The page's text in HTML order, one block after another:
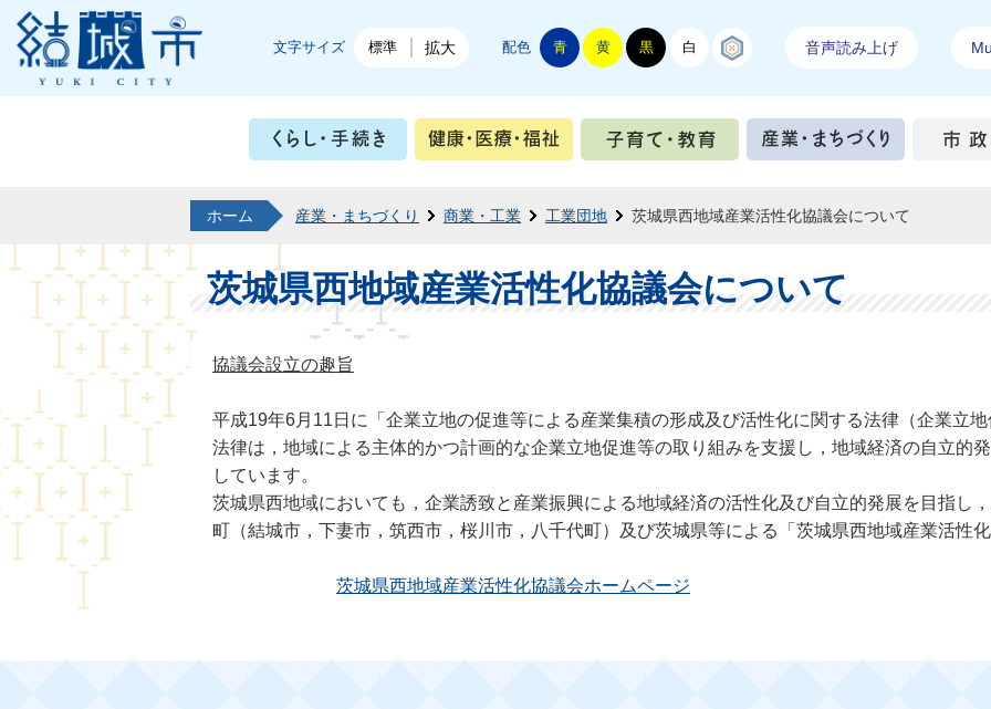
結城市公式ホームページ
文字サイズ 標準 拡大 配色 青 黄 黒 白 音声読み上げ
くらし・手続き 健康・医療・福祉 子育て・教育 産業・
ホーム 産業・まちづくり 商業・工業 工業団地 茨城県西地域産業活性化協議会について
茨城県西地域産業活性化協議会について
協議会設立の趣旨
平成19年6月11日に「企業立地の促進等による産業集積の形成及び活性化に関する法律（企業立
法律は，地域による主体的かつ計画的な企業立地促進等の取り組みを支援し，地域経済の自立的
しています。
茨城県西地域においても，企業誘致と産業振興による地域経済の活性化及び自立的発展を目指し
町（結城市，下妻市，筑西市，桜川市，八千代町）及び茨城県等による「茨城県西地域産業活性
茨城県西地域産業活性化協議会ホームページ